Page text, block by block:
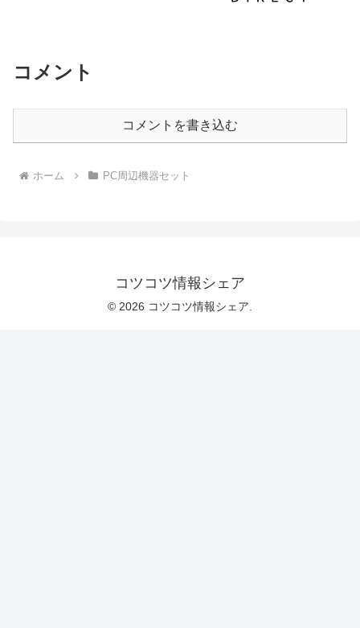
コメント
コメントを書き込む
ホーム PC周辺機器セット
コツコツ情報シェア
© 2026 コツコツ情報シェア.